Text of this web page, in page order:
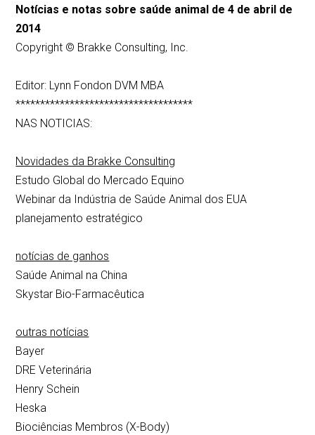
Notícias e notas sobre saúde animal de 4 de abril de
2014
Copyright © Brakke Consulting, Inc.
Editor: Lynn Fondon DVM MBA
************************************
NAS NOTICIAS:
Novidades da Brakke Consulting
Estudo Global do Mercado Equino
Webinar da Indústria de Saúde Animal dos EUA
planejamento estratégico
notícias de ganhos
Saúde Animal na China
Skystar Bio-Farmacêutica
outras notícias
Bayer
DRE Veterinária
Henry Schein
Heska
Biociências Membros (X-Body)